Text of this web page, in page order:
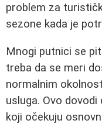
problem za
sezone kada je
Mnogi putnici se
treba da se meri
normalnim
usluga. Ovo
koji očekuju